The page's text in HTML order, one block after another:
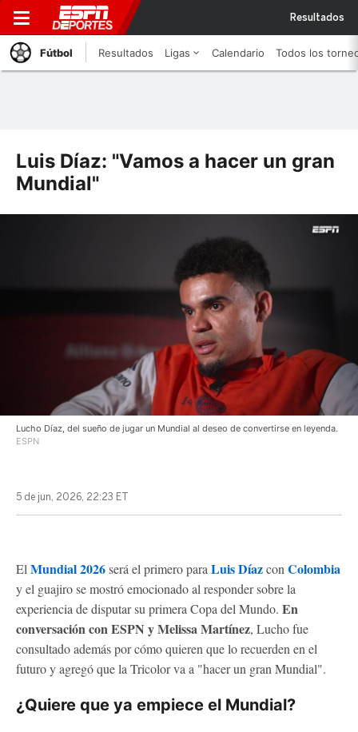
Resultados
Fútbol Resultados Ligas Calendario Todos los
Luis Díaz: "Vamos a hacer un gran
Mundial"
Lucho Díaz, del sueño de jugar un Mundial al deseo de convertirse en leyenda.
ESPN
5 de jun, 2026, 22:23 ET
El Mundial 2026será el primero para Luis Díazcon Colombia
y el guajiro se mostró emocionado al responder sobre la
experiencia de disputar su primera Copa del Mundo. En
conversación con ESPN y Melissa Martínez, Lucho fue
consultado además por cómo quieren que lo recuerden en el
futuro y agregó que la Tricolor va a "hacer un gran Mundial".
¿Quiere que ya empiece el Mundial?